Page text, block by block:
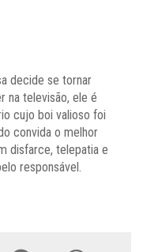
decide se tornar
na televisão, ele é
cujo boi valioso foi
convida o melhor
disfarce, telepatia e
responsável.